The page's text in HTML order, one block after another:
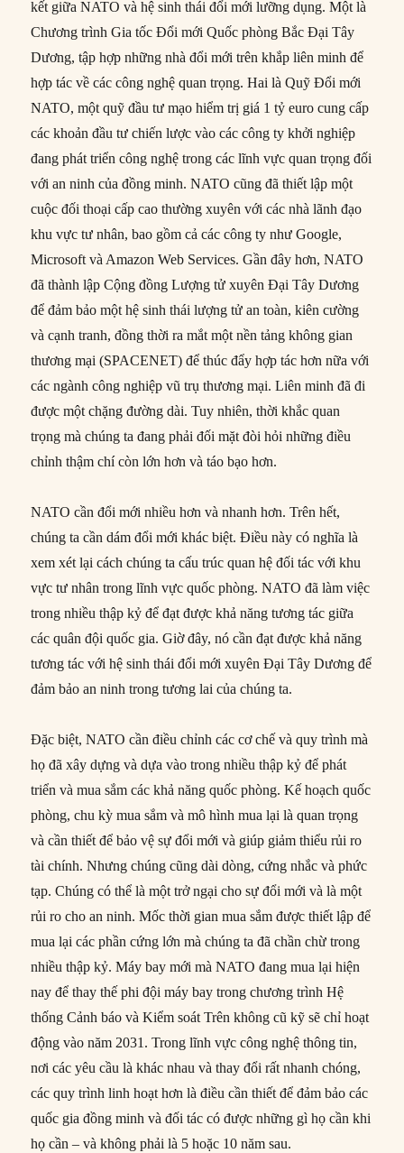
kết giữa NATO và hệ sinh thái đổi mới lưỡng dụng. Một là
Chương trình Gia tốc Đổi mới Quốc phòng Bắc Đại Tây
Dương, tập hợp những nhà đổi mới trên khắp liên minh để
hợp tác về các công nghệ quan trọng. Hai là Quỹ Đổi mới
NATO, một quỹ đầu tư mạo hiểm trị giá 1 tỷ euro cung cấp
các khoản đầu tư chiến lược vào các công ty khởi nghiệp
đang phát triển công nghệ trong các lĩnh vực quan trọng đối
với an ninh của đồng minh. NATO cũng đã thiết lập một
cuộc đối thoại cấp cao thường xuyên với các nhà lãnh đạo
khu vực tư nhân, bao gồm cả các công ty như Google,
Microsoft và Amazon Web Services. Gần đây hơn, NATO
đã thành lập Cộng đồng Lượng tử xuyên Đại Tây Dương
để đảm bảo một hệ sinh thái lượng tử an toàn, kiên cường
và cạnh tranh, đồng thời ra mắt một nền tảng không gian
thương mại (SPACENET) để thúc đẩy hợp tác hơn nữa với
các ngành công nghiệp vũ trụ thương mại. Liên minh đã đi
được một chặng đường dài. Tuy nhiên, thời khắc quan
trọng mà chúng ta đang phải đối mặt đòi hỏi những điều
chỉnh thậm chí còn lớn hơn và táo bạo hơn.
NATO cần đổi mới nhiều hơn và nhanh hơn. Trên hết,
chúng ta cần dám đổi mới khác biệt. Điều này có nghĩa là
xem xét lại cách chúng ta cấu trúc quan hệ đối tác với khu
vực tư nhân trong lĩnh vực quốc phòng. NATO đã làm việc
trong nhiều thập kỷ để đạt được khả năng tương tác giữa
các quân đội quốc gia. Giờ đây, nó cần đạt được khả năng
tương tác với hệ sinh thái đổi mới xuyên Đại Tây Dương để
đảm bảo an ninh trong tương lai của chúng ta.
Đặc biệt, NATO cần điều chỉnh các cơ chế và quy trình mà
họ đã xây dựng và dựa vào trong nhiều thập kỷ để phát
triển và mua sắm các khả năng quốc phòng. Kế hoạch quốc
phòng, chu kỳ mua sắm và mô hình mua lại là quan trọng
và cần thiết để bảo vệ sự đổi mới và giúp giảm thiểu rủi ro
tài chính. Nhưng chúng cũng dài dòng, cứng nhắc và phức
tạp. Chúng có thể là một trở ngại cho sự đổi mới và là một
rủi ro cho an ninh. Mốc thời gian mua sắm được thiết lập để
mua lại các phần cứng lớn mà chúng ta đã chần chừ trong
nhiều thập kỷ. Máy bay mới mà NATO đang mua lại hiện
nay để thay thế phi đội máy bay trong chương trình Hệ
thống Cảnh báo và Kiểm soát Trên không cũ kỹ sẽ chỉ hoạt
động vào năm 2031. Trong lĩnh vực công nghệ thông tin,
nơi các yêu cầu là khác nhau và thay đổi rất nhanh chóng,
các quy trình linh hoạt hơn là điều cần thiết để đảm bảo các
quốc gia đồng minh và đối tác có được những gì họ cần khi
họ cần – và không phải là 5 hoặc 10 năm sau.